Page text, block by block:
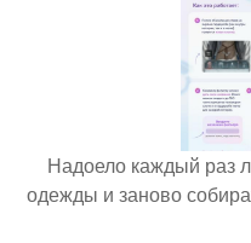
Надоело каждый раз
одежды и заново